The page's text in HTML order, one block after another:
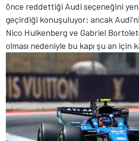
önce reddettiği Audi seçeneğini
geçirdiği konuşuluyor; ancak
Nico Hulkenberg ve Gabriel
olması nedeniyle bu kapı şu an için